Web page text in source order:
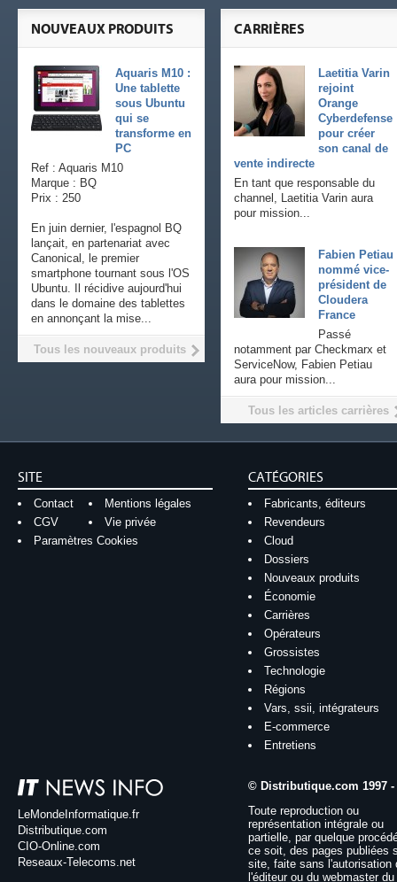
CARRIÈRES
Laetitia Varin
rejoint
Orange
Cyberdefense
pour créer
son canal de
vente indirecte
En tant que responsable du
channel, Laetitia Varin aura
pour mission...
Fabien Petiau
nommé vice-
président de
Cloudera
France
Passé
notamment par Checkmarx et
ServiceNow, Fabien Petiau
aura pour mission...
Tous les articles carrières
NOUVEAUX PRODUITS
Aquaris M10 :
Une tablette
sous Ubuntu
qui se
transforme en
PC
Ref : Aquaris M10
Marque : BQ
Prix : 250
En juin dernier, l'espagnol BQ
lançait, en partenariat avec
Canonical, le premier
smartphone tournant sous l'OS
Ubuntu. Il récidive aujourd'hui
dans le domaine des tablettes
en annonçant la mise...
Tous les nouveaux produits
SITE
Contact
Mentions légales
CGV
Vie privée
Paramètres Cookies
CATÉGORIES
Fabricants, éditeurs
Revendeurs
Cloud
Dossiers
Nouveaux produits
Économie
Carrières
Opérateurs
Grossistes
Technologie
Régions
Vars, ssii, intégrateurs
E-commerce
Entretiens
LeMondeInformatique.fr
Distributique.com
CIO-Online.com
Reseaux-Telecoms.net
© Distributique.com 1997 -
Toute reproduction ou
représentation intégrale ou
partielle, par quelque
ce soit, des pages publiées
site, faite sans l'autorisation
l'éditeur ou du webmaster